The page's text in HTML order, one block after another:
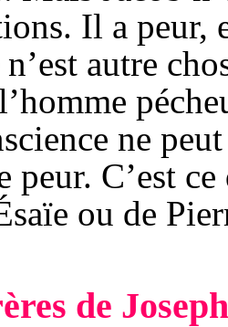
Il a peur,
autre
ne
peur. C’est
ou de
de Joseph